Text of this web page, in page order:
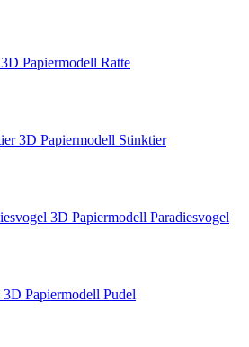
3D Papiermodell Ratte
3D Papiermodell Stinktier
3D Papiermodell Paradiesvogel
3D Papiermodell Pudel